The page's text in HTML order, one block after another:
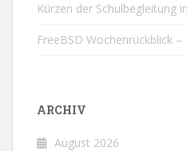
Kürzen der Schulbegleitung
FreeBSD Wochenrückblick –
ARCHIV
August 2026